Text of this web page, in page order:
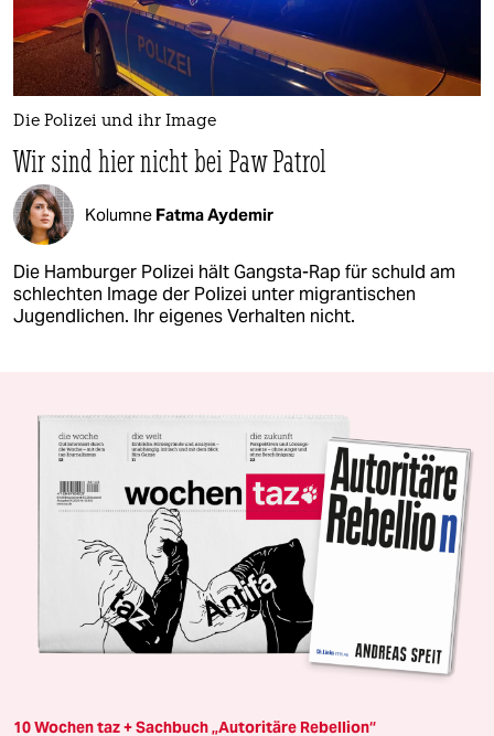
Die Polizei und ihr Image
Wir sind hier nicht bei Paw Patrol
Kolumne Fatma Aydemir
Die Hamburger Polizei hält Gangsta-Rap für schuld am
schlechten Image der Polizei unter migrantischen
Jugendlichen. Ihr eigenes Verhalten nicht.
10 Wochen taz + Sachbuch „Autoritäre Rebellion“